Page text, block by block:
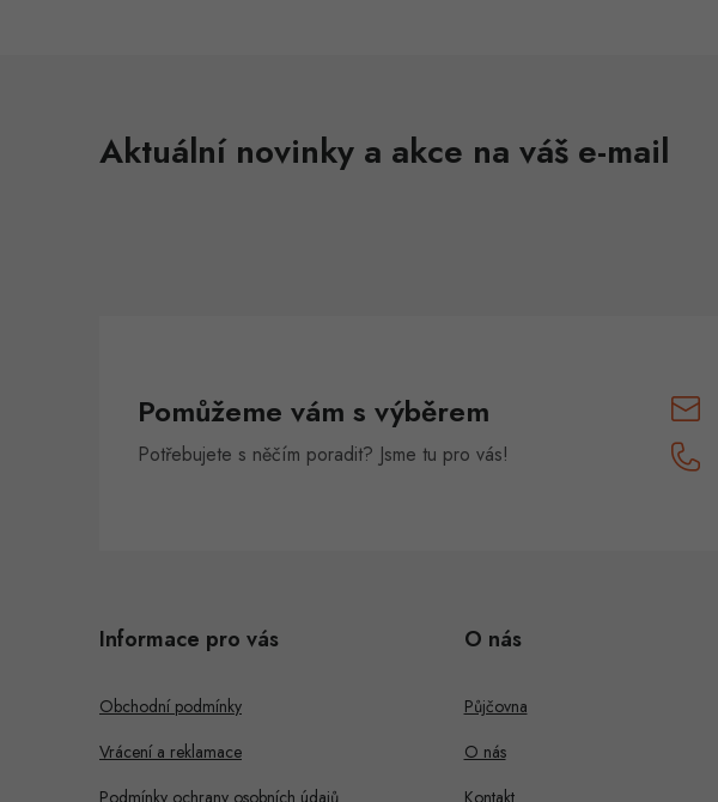
Aktuální novinky a akce na váš e-mail
Pomůžeme vám s výběrem
Potřebujete s něčím poradit? Jsme tu pro vás!
Informace pro vás
Obchodní podmínky
Vrácení a reklamace
Podmínky ochrany osobních údajů
O nás
Půjčovna
O nás
Kontakt